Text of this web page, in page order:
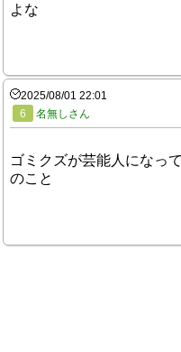
よな
2025/08/01 22:01
6
名無しさん
ゴミクズが芸能人になっ
のこと